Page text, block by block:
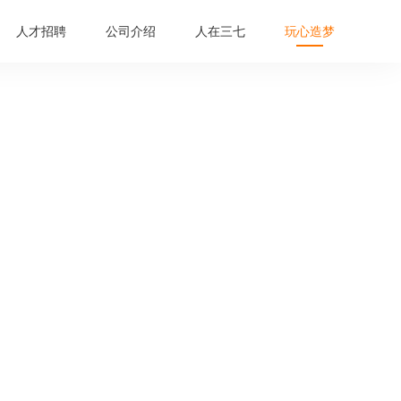
人才招聘 公司介绍 人在三七 玩心造梦